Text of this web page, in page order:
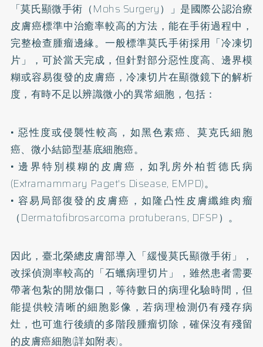
「莫氏顯微手術（Mohs Surgery）」是國際公認治療
皮膚癌標準中治癒率較高的方法，能在手術過程中，
完整檢查腫瘤邊緣。一般標準莫氏手術採用「冷凍切
片」，可於當天完成，但針對部分惡性度高、邊界模
糊或容易復發的皮膚癌，冷凍切片在顯微鏡下的解析
度，有時不足以辨識微小的異常細胞，包括：
• 惡性度或侵襲性較高，如黑色素癌、莫克氏細胞
癌、微小結節型基底細胞癌。
• 邊界特別模糊的皮膚癌，如乳房外柏哲德氏病
(Extramammary Paget's Disease, EMPD)。
• 容易局部復發的皮膚癌，如隆凸性皮膚纖維肉瘤
（Dermatofibrosarcoma protuberans, DFSP）。
因此，臺北榮總皮膚部導入「緩慢莫氏顯微手術」，
改採偵測率較高的「石蠟病理切片」，雖然患者需要
帶著包紮的開放傷口，等待數日的病理化驗時間，但
能提供較清晰的細胞影像，若病理檢測仍有殘存病
灶，也可進行後續的多階段腫瘤切除，確保沒有殘留
的皮膚癌細胞(詳如附表)。